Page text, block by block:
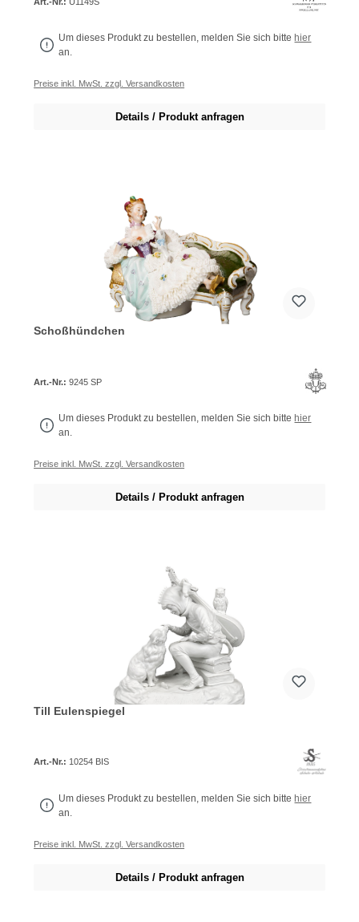
Um dieses Produkt zu bestellen, melden Sie sich bitte hier
an.
Preise inkl. MwSt. zzgl. Versandkosten
Details / Produkt anfragen
Schoßhündchen
Art.-Nr.:9245 SP
Um dieses Produkt zu bestellen, melden Sie sich bittehier
an.
Preise inkl. MwSt. zzgl. Versandkosten
Details / Produkt anfragen
Till Eulenspiegel
Art.-Nr.: 10254 BIS
Um dieses Produkt zu bestellen, melden Sie sich bittehier
an.
Preise inkl. MwSt. zzgl. Versandkosten
Details / Produkt anfragen